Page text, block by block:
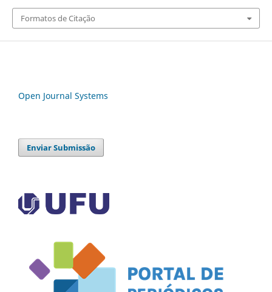
Formatos de Citação
Open Journal Systems
Enviar Submissão